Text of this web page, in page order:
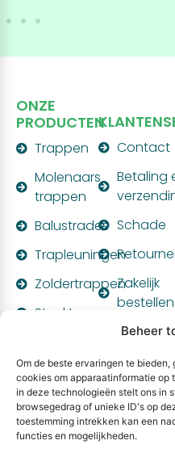
Beheer
Om de beste ervaringen te
cookies om apparaatinformatie op
in deze technologieën stelt ons in
browsegedrag of unieke ID's op
toestemming intrekken kan een
functies en mogelijkheden.
ONZE
PRODUCTEN
Trappen
Molenaars
trappen
Balustrades
Trapleuningen
Zoldertrappen
Steektrappen
Contact
Betaling
Schade
Zakelijk
bestellen